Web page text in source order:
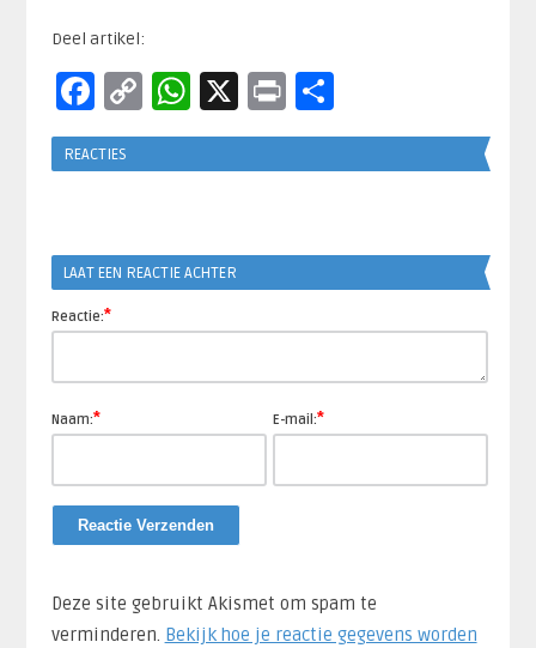
Deel artikel:
Facebook
Copy
Link
WhatsApp
X PrintDelen
REACTIES
LAAT EEN REACTIE ACHTER
Reactie:*
Naam:* E-mail:*
Deze site gebruikt Akismet om spam te
verminderen. Bekijk hoe je reactie gegevens worden